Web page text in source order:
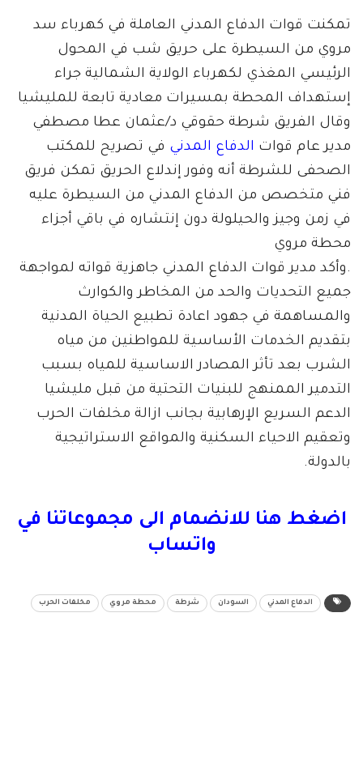
تمكنت قوات الدفاع المدني العاملة في كهرباء سد
مروي من السيطرة على حريق شب في المحول
الرئيسي المغذي لكهرباء الولاية الشمالية جراء
إستهداف المحطة بمسيرات معادية تابعة للمليشيا
وقال الفريق شرطة حقوقي د/عثمان عطا مصطفي
مدير عام قوات الدفاع المدني في تصريح للمكتب
الصحفى للشرطة أنه وفور إندلاع الحريق تمكن فريق
فني متخصص من الدفاع المدني من السيطرة عليه
في زمن وجيز والحيلولة دون إنتشاره في باقي أجزاء
محطة مروي
.وأكد مدير قوات الدفاع المدني جاهزية قواته لمواجهة
جميع التحديات والحد من المخاطر والكوارث
والمساهمة في جهود اعادة تطبيع الحياة المدنية
بتقديم الخدمات الأساسية للمواطنين من مياه
الشرب بعد تأثر المصادر الاساسية للمياه بسبب
التدمير الممنهج للبنيات التحتية من قبل مليشيا
الدعم السريع الإرهابية بجانب ازالة مخلفات الحرب
وتعقيم الاحياء السكنية والمواقع الاستراتيجية
بالدولة.
اضغط هنا للانضمام الى مجموعاتنا في
واتساب
الدفاع المدني السودان شرطة محطة مروي مخلفات الحرب